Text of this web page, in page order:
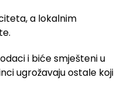
a lokalnim
i biće smješteni u
ugrožavaju ostale koji